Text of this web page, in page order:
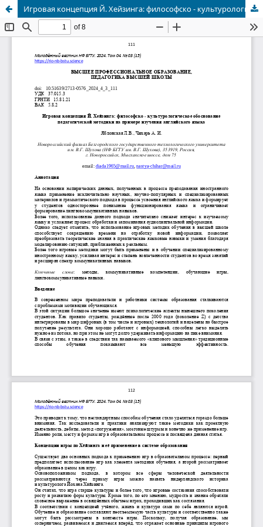
Игровая концепция Й. Хейзинга: философско - культурологическое обоснование педагогической методики на примере изучения английского языка